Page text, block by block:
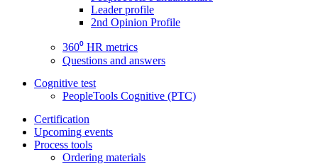
Leader profile
2nd Opinion Profile
360⁰ HR metrics
Questions and answers
Cognitive test
PeopleTools Cognitive (PTC)
Certification
Upcoming events
Process tools
Ordering materials